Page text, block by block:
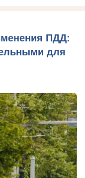
ПДД:
для